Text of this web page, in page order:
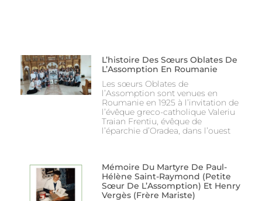
L’histoire Des Sœurs Oblates De
L’Assomption En Roumanie
Les sœurs Oblates de
l’Assomption sont venues en
Roumanie en 1925 à l’invitation de
l’évêque greco-catholique Valeriu
Traian Frentiu, évêque de
l’éparchie d’Oradea, dans l’ouest
Mémoire Du Martyre De Paul-
Hélène Saint-Raymond (Petite
Sœur De L’Assomption) Et Henry
Vergès (Frère Mariste)